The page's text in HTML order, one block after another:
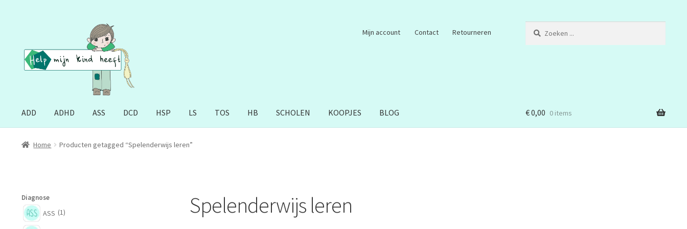
naar
navigatie
de
inhoud
Mijn account Contact Retourneren
ADD ADHD ASS DCD HSP LS TOS HB SCHOLEN KOOPJES BLOG €0,00 0 items
Home Producten getagged “Spelenderwijs leren”
Spelenderwijs leren
Diagnose
ASS (1)